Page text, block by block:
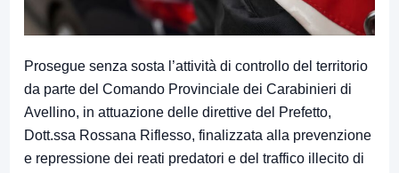
Prosegue senza sosta l’attività di controllo del territorio
da parte del Comando Provinciale dei Carabinieri di
Avellino, in attuazione delle direttive del Prefetto,
Dott.ssa Rossana Riflesso, finalizzata alla prevenzione
e repressione dei reati predatori e del traffico illecito di